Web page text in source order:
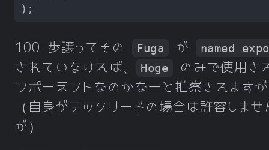
100 歩譲ってその Fuga が
named
されていなければ、
Hoge
のみで使用さ
ンポーネントなのかなーと推察されます
（自身がテックリードの場合は許容しませ
が）